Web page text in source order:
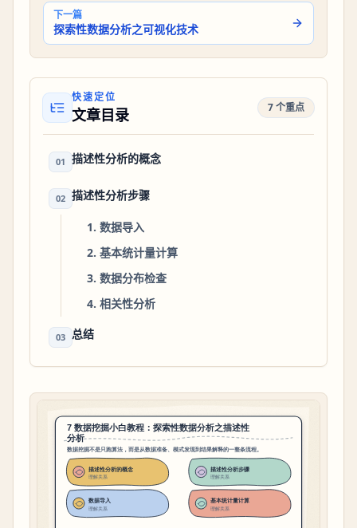
下一篇
探索性数据分析之可视化技术
快速定位
文章目录 7 个重点
01 描述性分析的概念
02 描述性分析步骤
1. 数据导入
2. 基本统计量计算
3. 数据分布检查
4. 相关性分析
03 总结